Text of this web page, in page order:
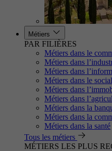
Métiers
PAR FILIÈRES
Métiers dans le
Métiers dans
Métiers dans
Métiers dans le social
Métiers dans
Métiers dans
Métiers dans la
Métiers dans la
Métiers dans la santé
Tous les métiers
MÉTIERS LES PLUS